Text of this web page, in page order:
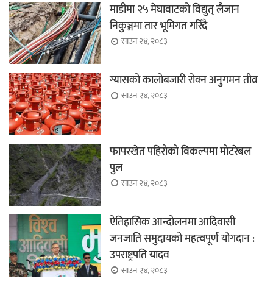
माडीमा २५ मेघावाटको विद्युत् लैजान
निकुञ्जमा तार भूमिगत गरिँदै
साउन २४, २०८३
ग्यासको कालोबजारी रोक्न अनुगमन तीव्र
साउन २४, २०८३
फापरखेत पहिरोको विकल्पमा मोटरेबल
पुल
साउन २४, २०८३
ऐतिहासिक आन्दोलनमा आदिवासी
जनजाति समुदायको महत्वपूर्ण योगदान :
उपराष्ट्रपति यादव
साउन २४, २०८३